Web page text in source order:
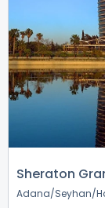
Sheraton
Adana Seyhan